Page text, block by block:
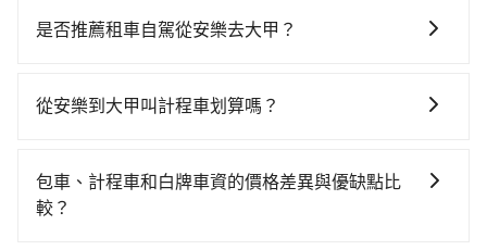
06:15一直到22:50，南港-苗栗一天最多有30班次高鐵可
站後，步行進站、現場購票並於月台排隊的時間約20分
車站前排班的計程車，搭上小黃後約花45分鐘、車費
1,100元後，抵達台中市大甲區的目的地。全程加上轉車
是否推薦租車自駕從安樂去大甲？
時不需要閉目養神（因為要自己開車），最重要的是你
$115~205承租小轎車，每公里再額外加收$3.2，從安樂
到大甲的花費預估為$2,250~2,900（金額差異來自於平
從安樂到大甲叫計程車划算嗎？
灣大車隊、Uber和Yoxi，如果在路邊攔不到車，也可考
慮打電話至安樂附近的計程車隊，如大象計程車、新秩
包車、計程車和白牌車資的價格差異與優缺點比
較？